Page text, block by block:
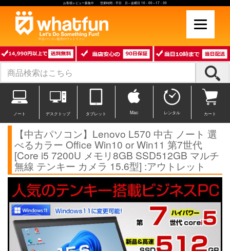
お客様レビュー募集中 営業時間：平日 月～金曜日 10：00～17：30
中古パソコン販売のワットファン
ノート デスクトップ タブレット Mac レンタル カート
【中古パソコン】Lenovo L570 中古 ノート 選
べるカラー Office Win10 or Win11 第7世代
[Core i5 7200U メモリ8GB SSD512GB マルチ
無線 テンキー カメラ 15.6型] :アウトレット